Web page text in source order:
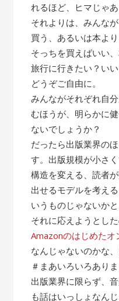
れるほど、ヒマじゃあ
それよりは、みんな
買う、あるいは本よ
そっちを買えばいい
旅行に行きたい？い
どうぞご自由に。
みんながそれぞれ自
むほうが、明らかに
ないでしょうか？
だったら出版業界の
す。出版規模が小さ
構造を変える、読者
出せるモデルを考え
いうものじゃないかと
それに応えようとした
Amazonのはじめたオ
なんじゃないのかな、
＃まあいろいろありま
出版業界に限らず、
も話はいっしょなん